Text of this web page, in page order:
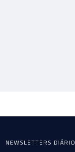
NEWSLETTERS DIÁRIO